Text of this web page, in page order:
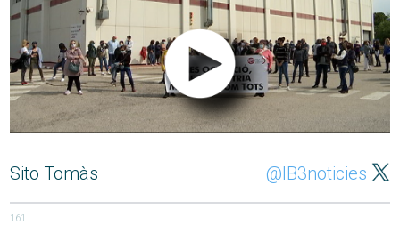
Sito Tomàs @IB3noticies
161